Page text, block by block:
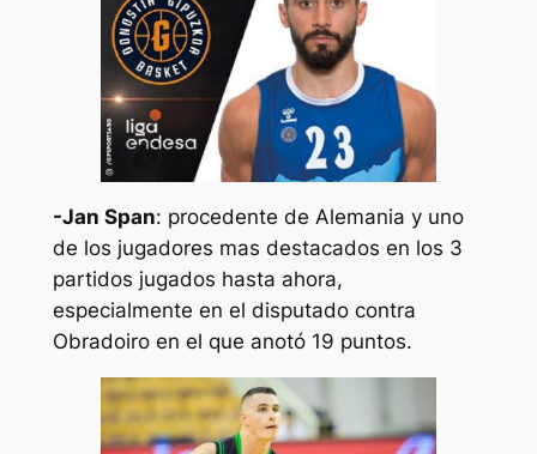
-Jan Span: procedente de Alemania y uno
de los jugadores mas destacados en los 3
partidos jugados hasta ahora,
especialmente en el disputado contra
Obradoiro en el que anotó 19 puntos.